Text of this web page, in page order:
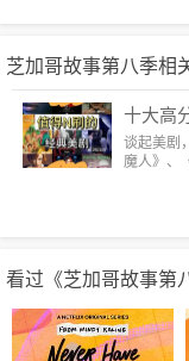
芝加哥故事第八季相
谈起美剧
魔人》、
看过《芝加哥故事第